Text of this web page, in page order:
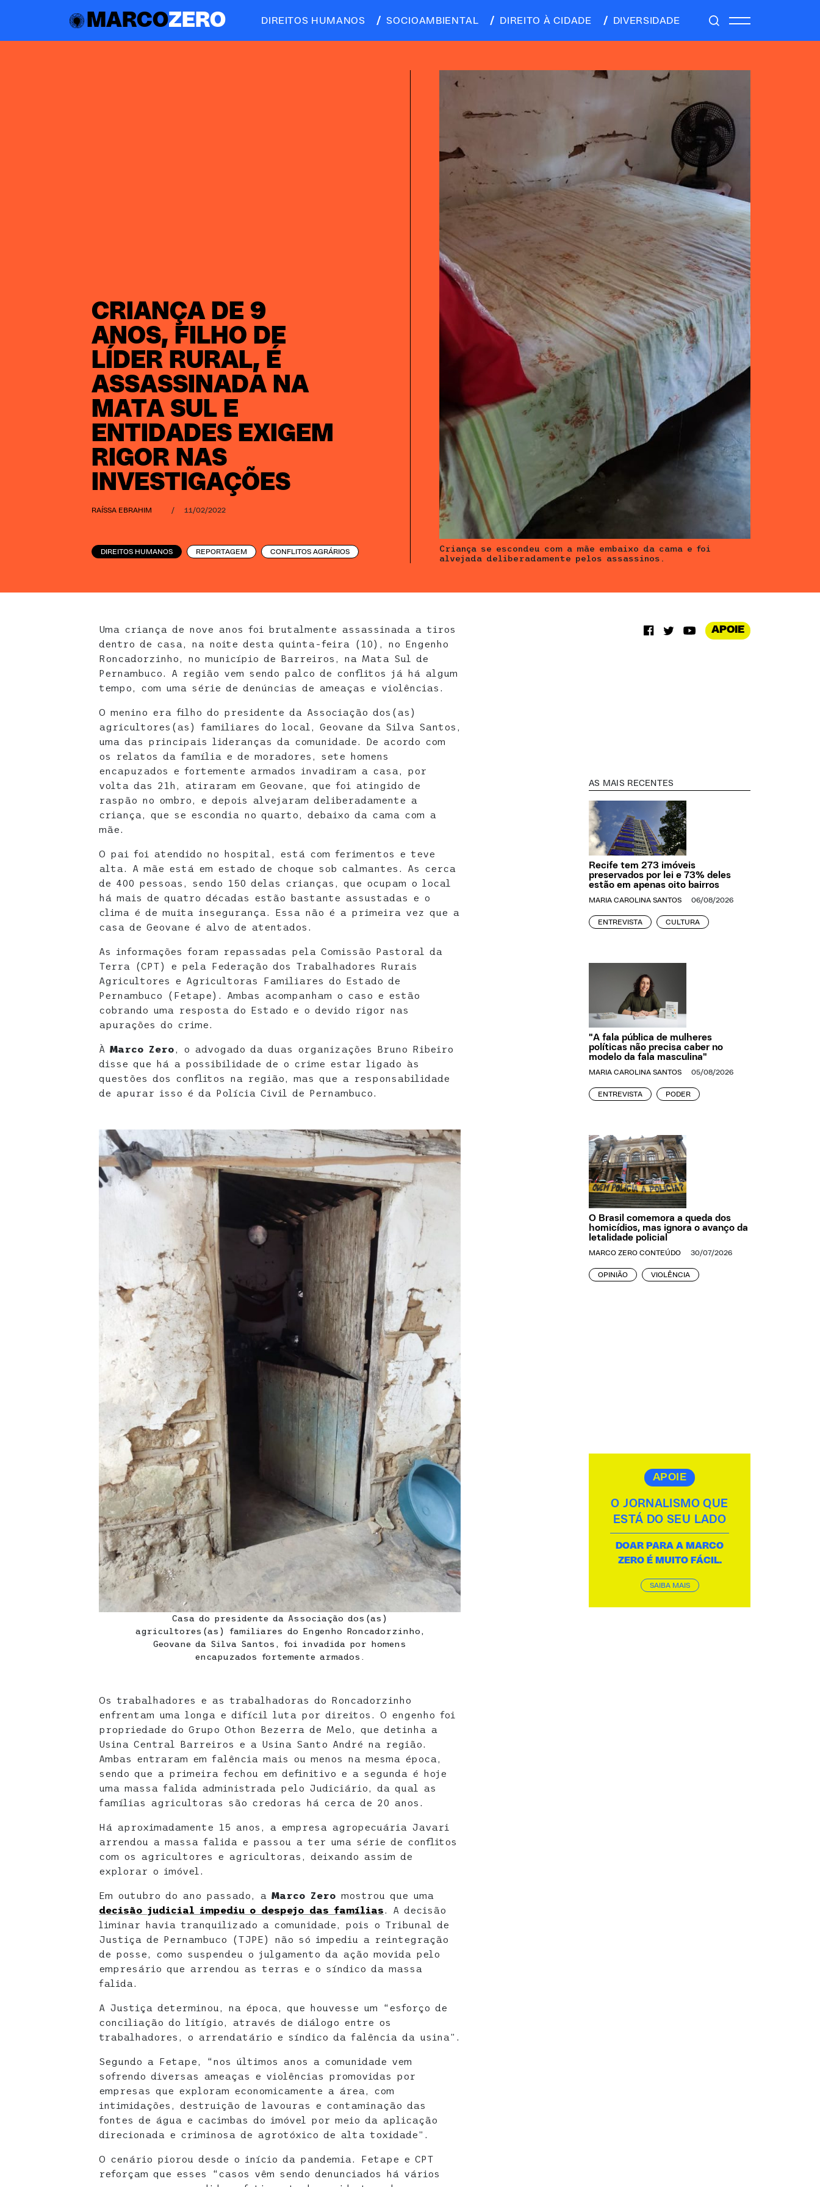
MARCOZERO DIREITOS HUMANOS SOCIOAMBIENTAL DIREITO À CIDADE DIVERSIDADE
CRIANÇA DE 9
ANOS, FILHO DE
LÍDER RURAL, É
ASSASSINADA NA
MATA SUL E
ENTIDADES EXIGEM
RIGOR NAS
INVESTIGAÇÕES
RAÍSSA EBRAHIM / 11/02/2022
DIREITOS HUMANOS REPORTAGEM CONFLITOS AGRÁRIOS
Criança se escondeu com a mãe embaixo da cama e foi
alvejada deliberadamente pelos assassinos.
Uma criança de nove anos foi brutalmente assassinada a tiros
dentro de casa, na noite desta quinta-feira (10), no Engenho
Roncadorzinho, no município de Barreiros, na Mata Sul de
Pernambuco. A região vem sendo palco de conflitos já há algum
tempo, com uma série de denúncias de ameaças e violências.
O menino era filho do presidente da Associação dos(as)
agricultores(as) familiares do local, Geovane da Silva Santos,
uma das principais lideranças da comunidade. De acordo com
os relatos da família e de moradores, sete homens
encapuzados e fortemente armados invadiram a casa, por
volta das 21h, atiraram em Geovane, que foi atingido de
raspão no ombro, e depois alvejaram deliberadamente a
criança, que se escondia no quarto, debaixo da cama com a
mãe.
O pai foi atendido no hospital, está com ferimentos e teve
alta. A mãe está em estado de choque sob calmantes. As cerca
de 400 pessoas, sendo 150 delas crianças, que ocupam o local
há mais de quatro décadas estão bastante assustadas e o
clima é de muita insegurança. Essa não é a primeira vez que a
casa de Geovane é alvo de atentados.
As informações foram repassadas pela Comissão Pastoral da
Terra (CPT) e pela Federação dos Trabalhadores Rurais
Agricultores e Agricultoras Familiares do Estado de
Pernambuco (Fetape). Ambas acompanham o caso e estão
cobrando uma resposta do Estado e o devido rigor nas
apurações do crime.
À Marco Zero, o advogado da duas organizações Bruno Ribeiro
disse que há a possibilidade de o crime estar ligado às
questões dos conflitos na região, mas que a responsabilidade
de apurar isso é da Polícia Civil de Pernambuco.
Casa do presidente da Associação dos(as)
agricultores(as) familiares do Engenho Roncadorzinho,
Geovane da Silva Santos, foi invadida por homens
encapuzados fortemente armados.
Os trabalhadores e as trabalhadoras do Roncadorzinho
enfrentam uma longa e difícil luta por direitos. O engenho foi
propriedade do Grupo Othon Bezerra de Melo, que detinha a
Usina Central Barreiros e a Usina Santo André na região.
Ambas entraram em falência mais ou menos na mesma época,
sendo que a primeira fechou em definitivo e a segunda é hoje
uma massa falida administrada pelo Judiciário, da qual as
famílias agricultoras são credoras há cerca de 20 anos.
Há aproximadamente 15 anos, a empresa agropecuária Javari
arrendou a massa falida e passou a ter uma série de conflitos
com os agricultores e agricultoras, deixando assim de
explorar o imóvel.
Em outubro do ano passado, a Marco Zero mostrou que uma
decisão judicial impediu o despejo das famílias. A decisão
liminar havia tranquilizado a comunidade, pois o Tribunal de
Justiça de Pernambuco (TJPE) não só impediu a reintegração
de posse, como suspendeu o julgamento da ação movida pelo
empresário que arrendou as terras e o síndico da massa
falida.
A Justiça determinou, na época, que houvesse um “esforço de
conciliação do litígio, através de diálogo entre os
trabalhadores, o arrendatário e síndico da falência da usina”.
Segundo a Fetape, “nos últimos anos a comunidade vem
sofrendo diversas ameaças e violências promovidas por
empresas que exploram economicamente a área, com
intimidações, destruição de lavouras e contaminação das
fontes de água e cacimbas do imóvel por meio da aplicação
direcionada e criminosa de agrotóxico de alta toxidade”.
O cenário piorou desde o início da pandemia. Fetape e CPT
reforçam que esses “casos vêm sendo denunciados há vários
APOIE
AS MAIS RECENTES
Recife tem 273 imóveis
preservados por lei e 73% deles
estão em apenas oito bairros
MARIA CAROLINA SANTOS 06/08/2026
ENTREVISTA CULTURA
"A fala pública de mulheres
políticas não precisa caber no
modelo da fala masculina"
MARIA CAROLINA SANTOS 05/08/2026
ENTREVISTA PODER
O Brasil comemora a queda dos
homicídios, mas ignora o avanço da
letalidade policial
MARCO ZERO CONTEÚDO 30/07/2026
OPINIÃO VIOLÊNCIA
APOIE
O JORNALISMO QUE
ESTÁ DO SEU LADO
DOAR PARA A MARCO
ZERO É MUITO FÁCIL.
SAIBA MAIS